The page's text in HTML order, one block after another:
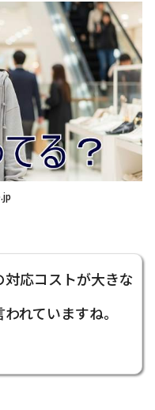
応コストが大きな
れていますね。